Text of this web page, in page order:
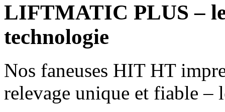
LIFTMATIC PLUS –
technologie
Nos faneuses HIT HT
relevage unique et fiable